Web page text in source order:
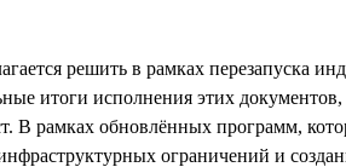
решить в рамках
итоги исполнения этих
В рамках обновлённых программ,
ограничений и